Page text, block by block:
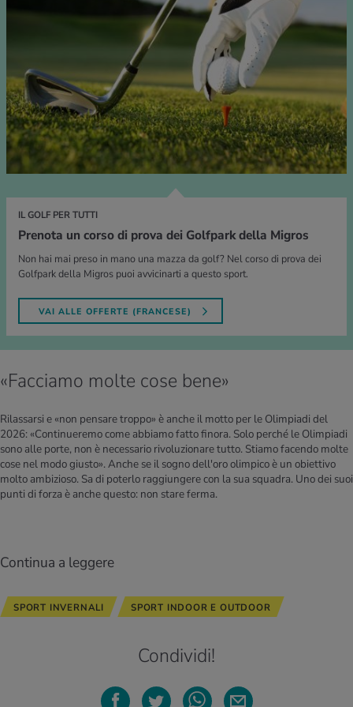
IL GOLF PER TUTTI
Prenota un corso di prova dei Golfpark della Migros
Non hai mai preso in mano una mazza da golf? Nel corso di prova dei
Golfpark della Migros puoi avvicinarti a questo sport.
VAI ALLE OFFERTE (FRANCESE)
«Facciamo molte cose bene»
Rilassarsi e «non pensare troppo» è anche il motto per le Olimpiadi del
2026: «Continueremo come abbiamo fatto finora. Solo perché le Olimpiadi
sono alle porte, non è necessario rivoluzionare tutto. Stiamo facendo molte
cose nel modo giusto». Anche se il sogno dell'oro olimpico è un obiettivo
molto ambizioso. Sa di poterlo raggiungere con la sua squadra. Uno dei suoi
punti di forza è anche questo: non stare ferma.
Continua a leggere
SPORT INVERNALI SPORT INDOOR E OUTDOOR
Condividi!